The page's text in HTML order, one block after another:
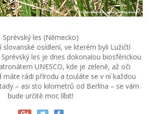
Sprévský les (Německo)
slovanské osídlení, ve kterém byli Lužičtí
les je dnes dokonalou biosférickou
UNESCO, kde je zeleně, až oči
máte rádi přírodu a touláte se v ní každou
– asi sto kilometrů od Berlína – se vám
bude určitě moc líbit!